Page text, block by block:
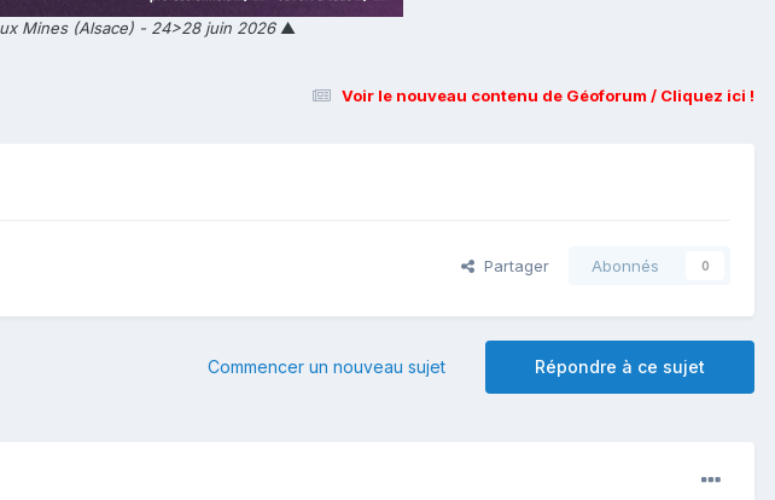
Mines (Alsace) - 24>28 juin 2026▲
Voir le nouveau contenu de Géoforum / Cliquez ici !
Partager Abonnés 0
Répondre à ce sujet
Commencer un nouveau sujet